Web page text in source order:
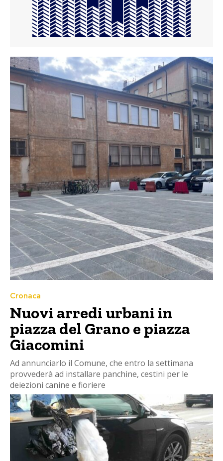
Cronaca
Nuovi arredi urbani in
piazza del Grano e piazza
Giacomini
Ad annunciarlo il Comune, che entro la settimana
provvederà ad installare panchine, cestini per le
deiezioni canine e fioriere